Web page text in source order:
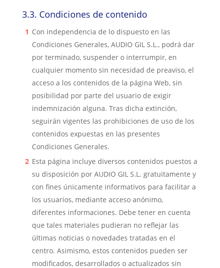
3.3. Condiciones de contenido
Con independencia de lo dispuesto en las
Condiciones Generales, AUDIO GIL S.L., podrá dar
por terminado, suspender o interrumpir, en
cualquier momento sin necesidad de preaviso, el
acceso a los contenidos de la página Web, sin
posibilidad por parte del usuario de exigir
indemnización alguna. Tras dicha extinción,
seguirán vigentes las prohibiciones de uso de los
contenidos expuestas en las presentes
Condiciones Generales.
Esta página incluye diversos contenidos puestos a
su disposición por AUDIO GIL S.L. gratuitamente y
con fines únicamente informativos para facilitar a
los usuarios, mediante acceso anónimo,
diferentes informaciones. Debe tener en cuenta
que tales materiales pudieran no reflejar las
últimas noticias o novedades tratadas en el
centro. Asimismo, estos contenidos pueden ser
modificados, desarrollados o actualizados sin